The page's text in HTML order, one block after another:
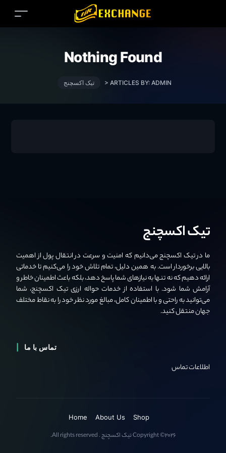
Nothing Found
تیک اکسچنج > ARTICLES BY: ADMIN
تیک اکسچنج
ما در تیک اکسچنج می‌دانیم که امنیت و سرعت در انتقال پول از اهمیت
بالایی برخوردار است. به همین دلیل، تمام تلاش خود را می‌کنیم تا خدماتی
ارائه دهیم که نه تنها به نیازهای شما پاسخ دهد، بلکه باعث اطمینان خاطر و
آرامش شما شود. با استفاده از خدمات حواله ارزی تیک اکسچنج، شما
می‌توانید به راحتی و با اطمینان کامل، مبالغ مورد نظر خود را به نقاط مختلف
جهان منتقل کنید.
تماس با ما
اطلاعات تماس
Copyright ©2026 تیک اکسچنج . All rights reserved.
Home About Us Shop